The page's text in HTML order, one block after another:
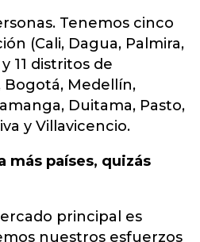
Tenemos cinco
(Cali, Dagua, Palmira,
11 distritos de
Bogotá, Medellín,
Duitama, Pasto,
y Villavicencio.
más países, quizás
principal es
nuestros esfuerzos